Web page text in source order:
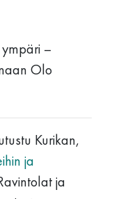
–
Olo
Kurikan,
ja
ja